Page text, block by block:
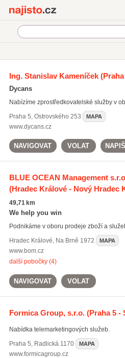
podpora prodeje
marketingová komunikace(662)
Ing. Stanislav Kameníček(Praha
Dycans
Nabízíme zprostředkovatelské služby v
Praha 5, Ostrovského 253 MAPA
www.dycans.cz
NAVIGOVAT VOLAT
BLUE OCEAN Management
(Hradec Králové - Nový Hradec
49,71 km
We help you win
Podnikáme v oboru prodeje zboží a
Hradec Králové, Na Brně 1972 MAPA
www.bom.cz
další pobočky (4)
NAVIGOVAT VOLAT
Formica Group, s.r.o.(Praha 5 -
Nabídka telemarketingových služeb.
Praha 5, Radlická 1170 MAPA
www.formicagroup.cz